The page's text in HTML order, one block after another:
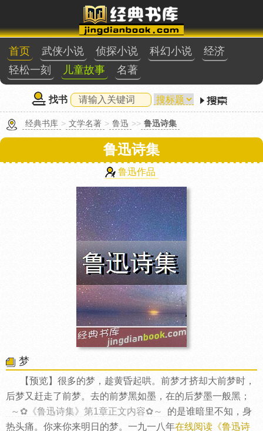
首页 武侠小说 侦探小说 科幻小说
经济
轻松一刻
儿童故事 名著
找书
经典书库 > 文学名著 > 鲁迅 >> 鲁迅诗集
鲁迅诗集
鲁迅作品
梦
【预览】很多的梦，趁黄昏起哄。前梦才挤却大前梦时，
后梦又赶走了前梦。去的前梦黑如墨，在的后梦墨一般黑；
～✿《鲁迅诗集》第1章正文内容✿～
的是谁暗里不知，身
热头痛。你来你来明日的梦。一九一八年在线阅读《鲁迅诗